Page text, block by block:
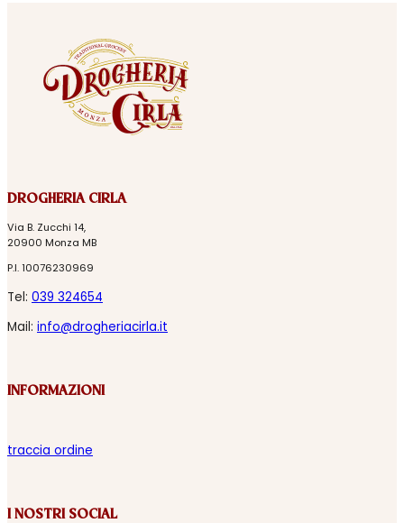
DROGHERIA CIRLA
Via B. Zucchi 14,
20900 Monza MB
P.I. 10076230969
Tel: 039 324654
Mail: info@drogheriacirla.it
INFORMAZIONI
traccia ordine
I NOSTRI SOCIAL